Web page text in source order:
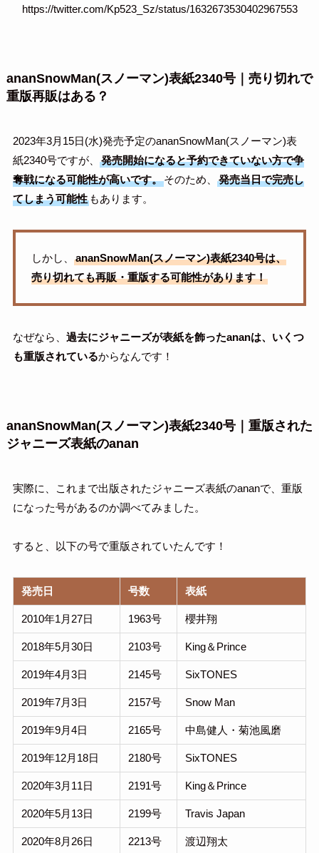
https://twitter.com/Kp523_Sz/status/1632673530402967553
ananSnowMan(スノーマン)表紙2340号｜売り切れで
重版再販はある？
2023年3月15日(水)発売予定のananSnowMan(スノーマン)表
紙2340号ですが、
発売開始になると予約できていない方で争
奪戦になる可能性が高いです。そのため、
発売当日で完売し
てしまう可能性もあります。
しかし、ananSnowMan(スノーマン)表紙2340号は、
売り切れても再販・重版する可能性があります！
なぜなら、 過去にジャニーズが表紙を飾ったananは、いくつ
も重版されているからなんです！
ananSnowMan(スノーマン)表紙2340号｜重版された
ジャニーズ表紙のanan
実際に、これまで出版されたジャニーズ表紙のananで、重版
になった号があるのか調べてみました。
すると、以下の号で重版されていたんです！
発売日 号数 表紙
2010年1月27日 1963号 櫻井翔
2018年5月30日 2103号 King＆Prince
2019年4月3日 2145号 SixTONES
2019年7月3日 2157号 Snow Man
2019年9月4日 2165号 中島健人・菊池風磨
2019年12月18日 2180号 SixTONES
2020年3月11日 2191号 King＆Prince
2020年5月13日 2199号 Travis Japan
2020年8月26日 2213号 渡辺翔太